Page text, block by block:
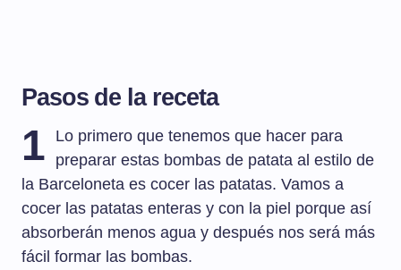
Pasos de la receta
1
Lo primero que tenemos que hacer para
preparar estas bombas de patata al estilo de
la Barceloneta es cocer las patatas. Vamos a
cocer las patatas enteras y con la piel porque así
absorberán menos agua y después nos será más
fácil formar las bombas.